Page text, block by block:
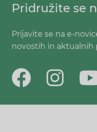
Pridružite se
Prijavite se na e-
novostih in aktualnih